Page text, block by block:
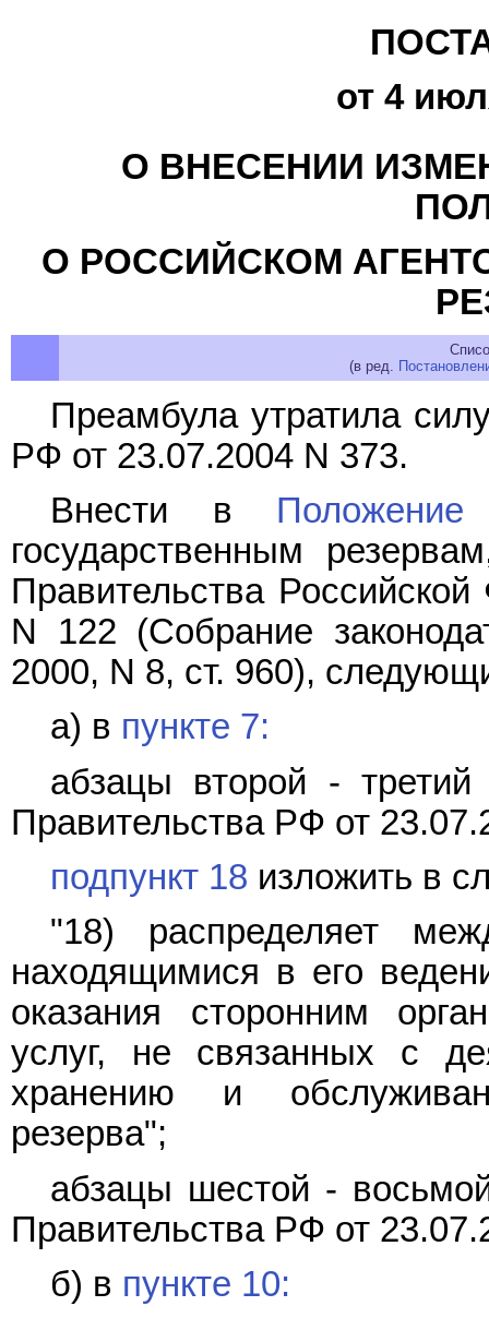
от 4
О ВНЕСЕНИИ
О РОССИЙСКОМ
(в ред.
Преамбула утратила
РФ от 23.07.2004 N 373.
Внести в Положение
государственным
Правительства
N 122 (Собрание
2000, N 8, ст. 960),
а) в пункте 7:
абзацы второй -
Правительства РФ от
подпункт 18 изложить в
"18) распределяет
находящимися в его
оказания сторонним
услуг, не связанных с
хранению и
резерва";
абзацы шестой -
Правительства РФ от
б) в пункте 10: